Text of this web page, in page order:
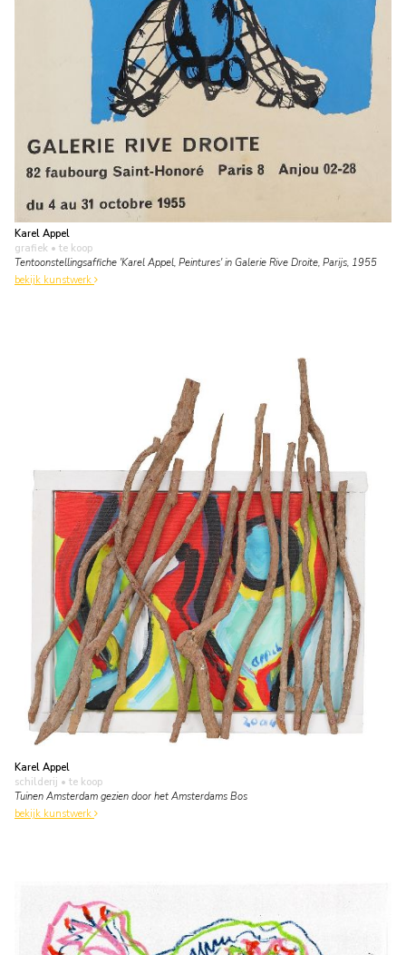
Karel Appel
grafiek • te koop
Tentoonstellingsaffiche 'Karel Appel, Peintures' in Galerie Rive Droite, Parijs, 1955
bekijk kunstwerk
Karel Appel
schilderij • te koop
Tuinen Amsterdam gezien door het Amsterdams Bos
bekijk kunstwerk